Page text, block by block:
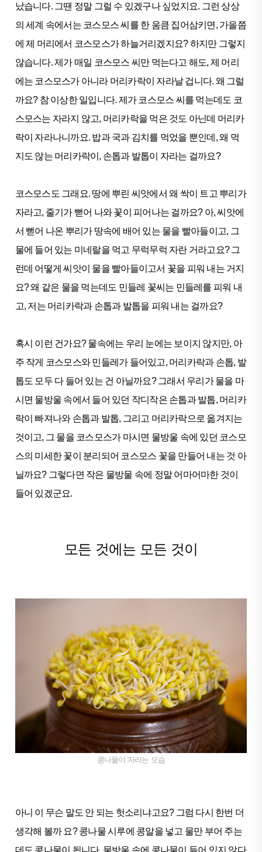
났습니다. 그땐 정말 그럴 수 있겠구나 싶었지요. 그런 상상
의 세계 속에서는 코스모스 씨를 한 움큼 집어삼키면, 가을쯤
에 제 머리에서 코스모스가 하늘거리겠지요? 하지만 그렇지
않습니다. 제가 매일 코스모스 씨만 먹는다고 해도, 제 머리
에는 코스모스가 아니라 머리카락이 자라날 겁니다. 왜 그럴
까요? 참 이상한 일입니다. 제가 코스모스 씨를 먹는데도 코
스모스는 자라지 않고, 머리카락을 먹은 것도 아닌데 머리카
락이 자라나니까요. 밥과 국과 김치를 먹었을 뿐인데, 왜 먹
지도 않는 머리카락이, 손톱과 발톱이 자라는 걸까요?
코스모스도 그래요. 땅에 뿌린 씨앗에서 왜 싹이 트고 뿌리가
자라고, 줄기가 뻗어 나와 꽃이 피어나는 걸까요? 아, 씨앗에
서 뻗어 나온 뿌리가 땅속에 배어 있는 물을 빨아들이고, 그
물에 들어 있는 미네랄을 먹고 무럭무럭 자란 거라고요? 그
런데 어떻게 씨앗이 물을 빨아들이고서 꽃을 피워 내는 거지
요? 왜 같은 물을 먹는데도 민들레 꽃씨는 민들레를 피워 내
고, 저는 머리카락과 손톱과 발톱을 피워 내는 걸까요?
혹시 이런 건가요? 물속에는 우리 눈에는 보이지 않지만, 아
주 작게 코스모스와 민들레가 들어있고, 머리카락과 손톱, 발
톱도 모두 다 들어 있는 건 아닐까요? 그래서 우리가 물을 마
시면 물방울 속에서 들어 있던 작디작은 손톱과 발톱, 머리카
락이 빠져나와 손톱과 발톱, 그리고 머리카락으로 옮겨지는
것이고, 그 물을 코스모스가 마시면 물방울 속에 있던 코스모
스의 미세한 꽃이 분리되어 코스모스 꽃을 만들어 내는 것 아
닐까요? 그렇다면 작은 물방물 속에 정말 어마어마한 것이
들어 있겠군요.
모든 것에는 모든 것이
콩나물이 자라는 모습
아니 이 무슨 말도 안 되는 헛소리냐고요? 그럼 다시 한번 더
생각해 볼까 요? 콩나물 시루에 콩알을 넣고 물만 부어 주는